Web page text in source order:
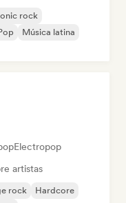
rock
Música latina
Electropop
artistas
rock
Hardcore